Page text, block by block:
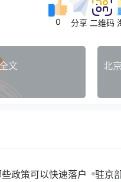
0 分享 二维码
文
政策可以快速落户
驻京